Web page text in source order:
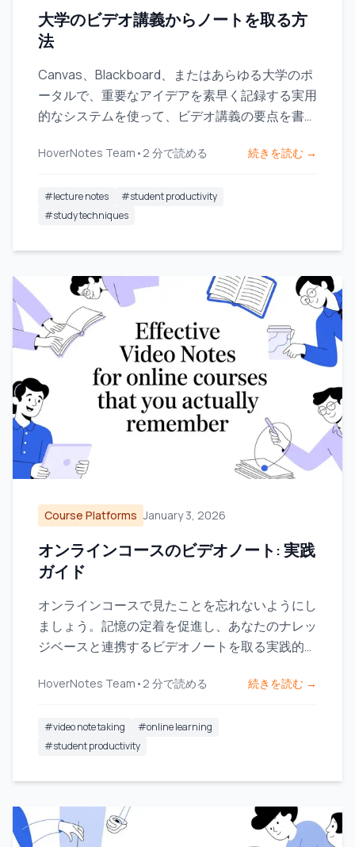
大学のビデオ講義からノートを取る方
法
Canvas、Blackboard、またはあらゆる大学のポ
ータルで、重要なアイデアを素早く記録する実用
的なシステムを使って、ビデオ講義の要点を書き
HoverNotes Team • 2 分で読める 続きを読む →
#lecture notes #student productivity
#study techniques
Course Platforms January 3, 2026
オンラインコースのビデオノート: 実践
ガイド
オンラインコースで見たことを忘れないようにし
ましょう。記憶の定着を促進し、あなたのナレッ
ジベースと連携するビデオノートを取る実践的な
HoverNotes Team • 2 分で読める 続きを読む →
#video note taking #online learning
#student productivity